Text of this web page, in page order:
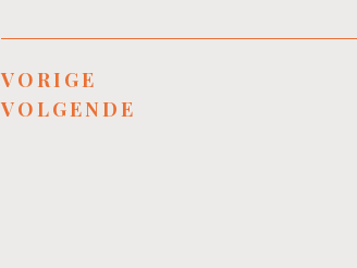
VORIGE
VOLGENDE